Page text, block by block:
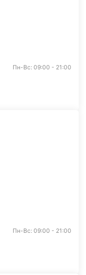
Пн-Вс: 09:00 - 21:00
Пн-Вс: 09:00 - 21:00